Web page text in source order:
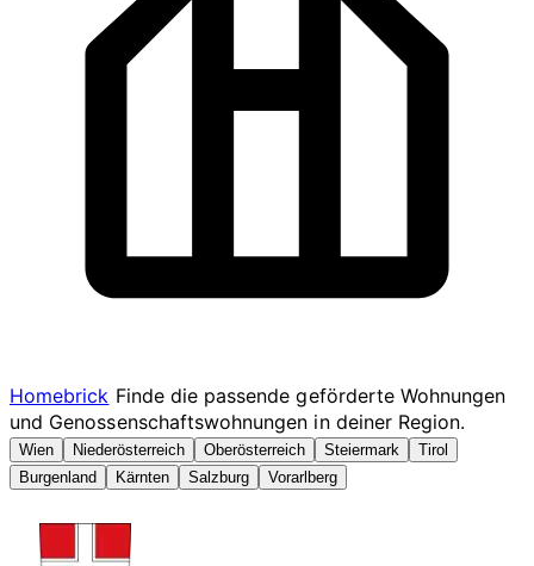
Homebrick Finde die passende geförderte Wohnungen
und Genossenschaftswohnungen in deiner Region.
Wien Niederösterreich Oberösterreich Steiermark
Tirol
Burgenland
Kärnten Salzburg Vorarlberg